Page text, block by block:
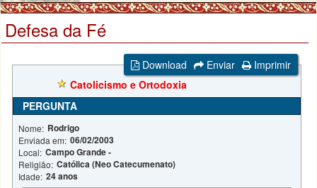
Defesa da Fé
Download Enviar
Imprimir
Catolicismo e Ortodoxia
PERGUNTA
Nome: Rodrigo
Enviada em: 06/02/2003
Local: Campo Grande -
Religião: Católica (Neo Catecumenato)
Idade: 24 anos